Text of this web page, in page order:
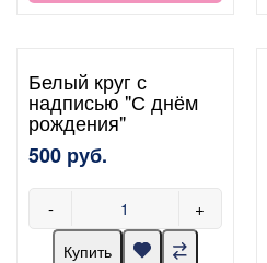
Белый круг с
надписью "С днём
рождения"
500 руб.
- +
Купить